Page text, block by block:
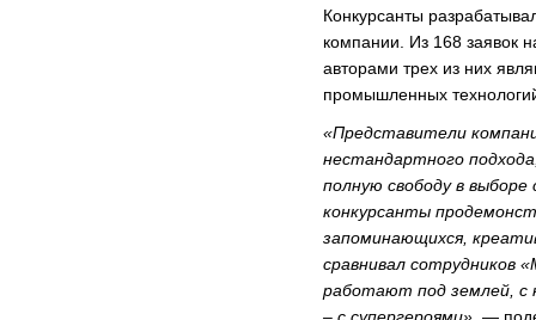
Конкурсанты
компании. Из 168 заявок
авторами трех из них
промышленных
«Представители
нестандартного
полную свободу в
конкурсанты
запоминающихся,
сравнивал сотрудников
работают под землей,